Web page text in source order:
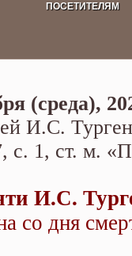
ПОСЕТИТЕЛЯМ
(среда),
И.С.
с. 1, ст. м.
И.С.
со дня